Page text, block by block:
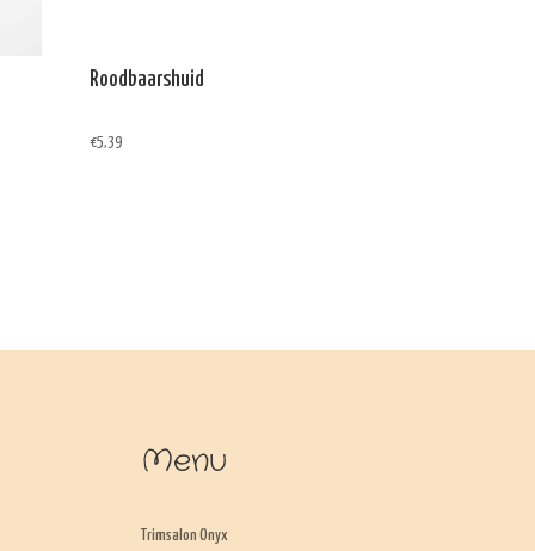
Roodbaarshuid
€5,39
Menu
Trimsalon Onyx